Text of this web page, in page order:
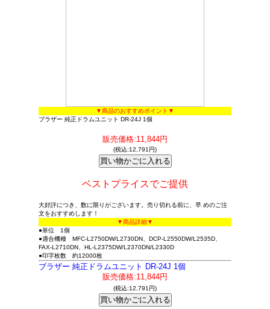
▼商品のおすすめポイント▼
ブラザー 純正ドラムユニット DR-24J 1個
販売価格:11,844円
(税込:12,791円)
ベストプライスでご提供
大好評につき、数に限りがございます。売り切れる前に、早 めのご注
文をおすすめします！
▼商品詳細▼
●単位 1個
●適合機種 MFC-L2750DW/L2730DN、DCP-L2550DW/L2535D、
FAX-L2710DN、HL-L2375DW/L2370DN/L2330D
●印字枚数 約12000枚
ブラザー 純正ドラムユニット DR-24J 1個
販売価格:11,844円
(税込:12,791円)